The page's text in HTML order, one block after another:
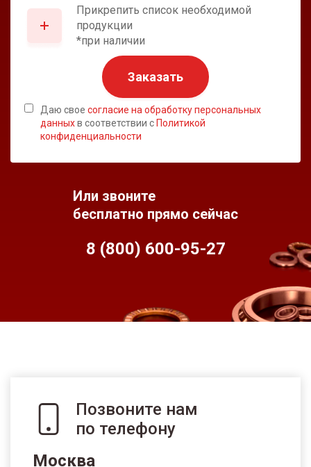
Прикрепить список необходимой
продукции
*при наличии
Заказать
Даю свое согласие на обработку персональных
данныхв соответствии с Политикой
конфиденциальности
Или звоните
бесплатно прямо сейчас
8 (800) 600-95-27
Позвоните нам
по телефону
Москва